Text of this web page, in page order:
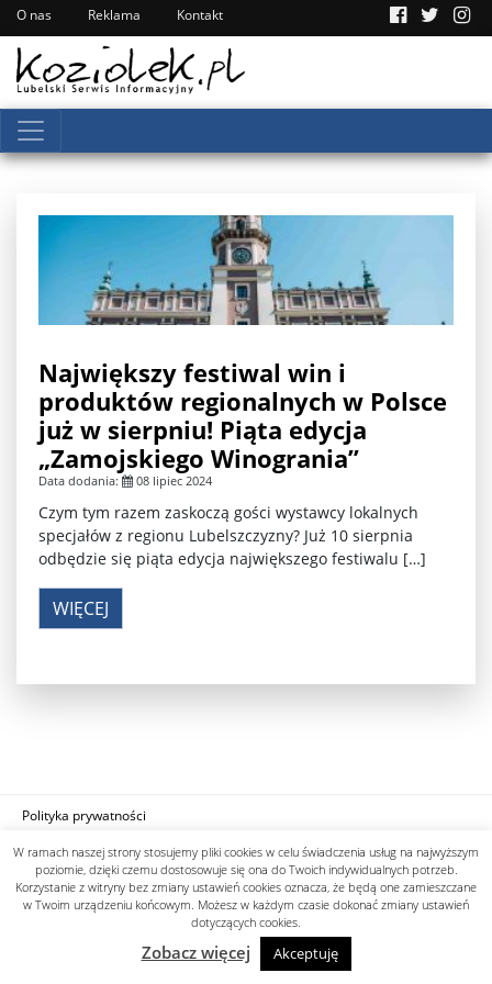
O nas Reklama Kontakt
Największy festiwal win i
produktów regionalnych w Polsce
już w sierpniu! Piąta edycja
„Zamojskiego Winogrania”
Data dodania: 08 lipiec 2024
Czym tym razem zaskoczą gości wystawcy lokalnych
specjałów z regionu Lubelszczyzny? Już 10 sierpnia
odbędzie się piąta edycja największego festiwalu […]
WIĘCEJ
Polityka prywatności
W ramach naszej strony stosujemy pliki cookies w celu świadczenia usług na najwyższym
poziomie, dzięki czemu dostosowuje się ona do Twoich indywidualnych potrzeb.
Korzystanie z witryny bez zmiany ustawień cookies oznacza, że będą one zamieszczane
w Twoim urządzeniu końcowym. Możesz w każdym czasie dokonać zmiany ustawień
dotyczących cookies.
Zobacz więcej Akceptuję